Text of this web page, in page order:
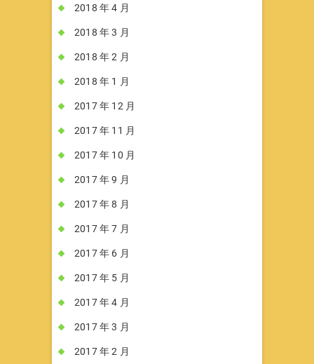
2018 年 4 月
2018 年 3 月
2018 年 2 月
2018 年 1 月
2017 年 12 月
2017 年 11 月
2017 年 10 月
2017 年 9 月
2017 年 8 月
2017 年 7 月
2017 年 6 月
2017 年 5 月
2017 年 4 月
2017 年 3 月
2017 年 2 月